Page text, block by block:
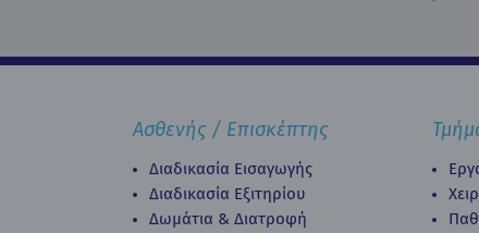
Ασθενής / Επισκέπτης
Διαδικασία Εισαγωγής
Διαδικασία Eξιτηρίου
Δωμάτια & Διατροφή